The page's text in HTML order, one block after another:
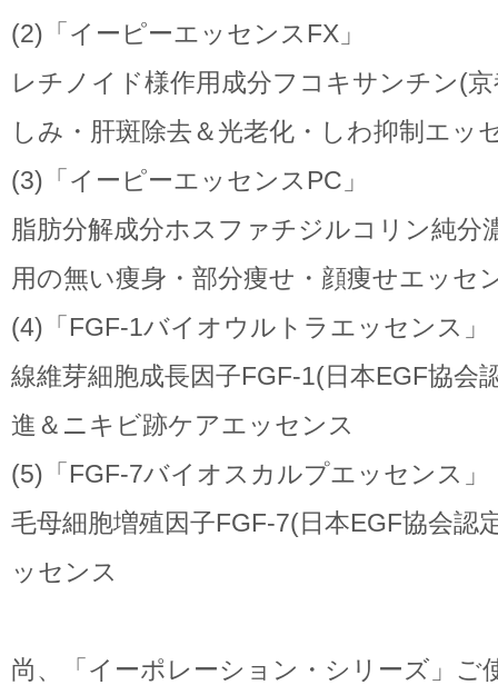
(2)「イーピーエッセンスFX」
レチノイド様作用成分フコキサンチン(
しみ・肝斑除去＆光老化・しわ抑制エッ
(3)「イーピーエッセンスPC」
脂肪分解成分ホスファチジルコリン純分
用の無い痩身・部分痩せ・顔痩せエッセ
(4)「FGF-1バイオウルトラエッセンス」
線維芽細胞成長因子FGF-1(日本EGF協会
進＆ニキビ跡ケアエッセンス
(5)「FGF-7バイオスカルプエッセンス」
毛母細胞増殖因子FGF-7(日本EGF協会認
ッセンス
尚、「イーポレーション・シリーズ」ご